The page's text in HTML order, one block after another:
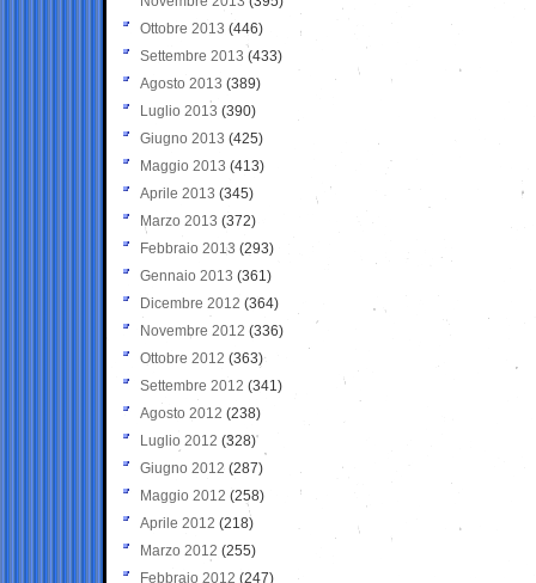
Ottobre 2013 (446)
Settembre 2013 (433)
Agosto 2013 (389)
Luglio 2013 (390)
Giugno 2013 (425)
Maggio 2013 (413)
Aprile 2013 (345)
Marzo 2013 (372)
Febbraio 2013 (293)
Gennaio 2013 (361)
Dicembre 2012 (364)
Novembre 2012 (336)
Ottobre 2012 (363)
Settembre 2012 (341)
Agosto 2012 (238)
Luglio 2012 (328)
Giugno 2012 (287)
Maggio 2012 (258)
Aprile 2012 (218)
Marzo 2012 (255)
Febbraio 2012 (247)